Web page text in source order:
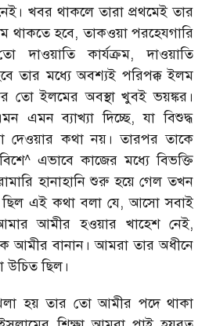
খবর থাকলে তারা প্রথমেই তার
হবে, তাকওয়া পরহেযগারি
দাওয়াতি কার্যক্রম, দাওয়াতি
তার মধ্যে অবশ্যই পরিপক্ক ইলম
তো ইলমের অবস্থা খুবই ভয়ঙ্কর।
এমন ব্যাখ্যা দিচ্ছে, যা বিশুদ্ধ
দেওয়ার কথা নয়। তারপর তাকে
এভাবে কাজের মধ্যে বিভক্তি
হানাহানি শুরু হয়ে গেল তখন
ছিল এই কথা বলা যে, আসো সবাই
আমীর হওয়ার খাহেশ নেই,
আমীর বানান। আমরা তার অধীনে
ছিল।
হয় তার তো আমীর পদে থাকা